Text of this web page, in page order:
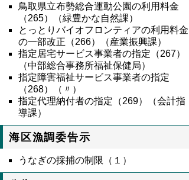
鳥取県立布勢総合運動公園の利用料金
（265）（緑豊かな自然課）
とっとりバイオフロンティアの利用料金
の一部改正（266）（産業振興課）
指定居宅サービス事業者の指定（267）
（中部総合事務所福祉保健局）
指定障害福祉サービス事業者の指定
（268）（〃）
指定代理納付者の指定（269）（会計指
導課）
海区漁調委告示
うなぎの採捕の制限（１）